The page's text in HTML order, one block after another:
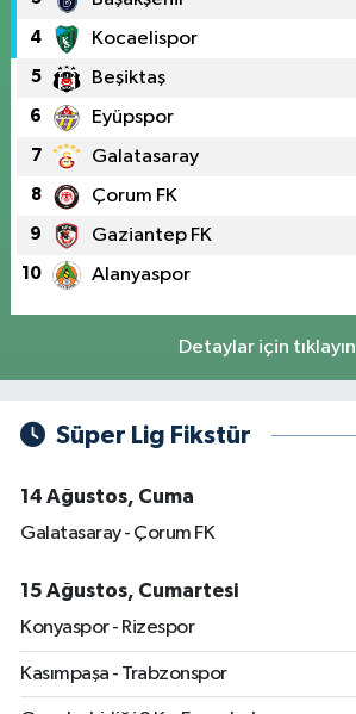
4 Kocaelispor
5 Beşiktaş
6 Eyüpspor
7 Galatasaray
8 Çorum FK
9 Gaziantep FK
10 Alanyaspor
Detaylar için tıklayın
Süper Lig Fikstür
14 Ağustos, Cuma
Galatasaray - Çorum FK
15 Ağustos, Cumartesi
Konyaspor - Rizespor
Kasımpaşa - Trabzonspor